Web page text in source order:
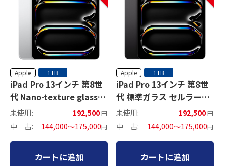
Apple 1TB
iPad Pro 13インチ 第8世
代 Nano-texture glass
Wi-Fiモデル
未使用: 192,500円
中 古: 144,000～175,000円
カートに追加
Apple 1TB
iPad Pro 13インチ 第8世
代 標準ガラス セルラーモ
デル
未使用: 192,500円
中 古: 144,000～175,000円
カートに追加